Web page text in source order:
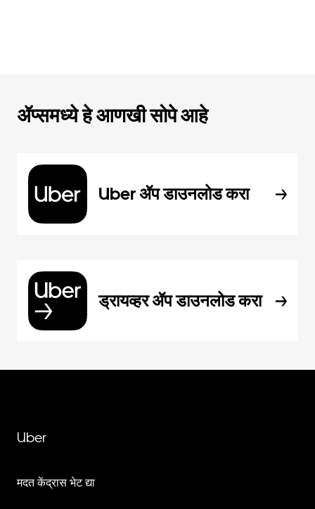
ॲप्समध्ये हे आणखी सोपे आहे
Uber ॲप डाउनलोड करा
ड्रायव्हर ॲप डाउनलोड करा
Uber
मदत केंद्रास भेट द्या